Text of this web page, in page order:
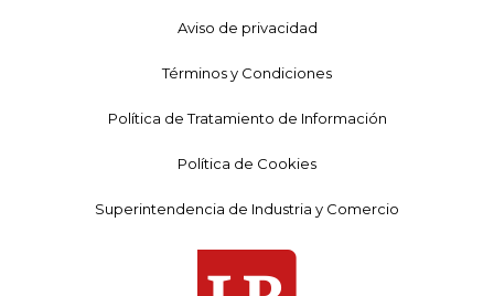
Aviso de privacidad
Términos y Condiciones
Política de Tratamiento de Información
Política de Cookies
Superintendencia de Industria y Comercio